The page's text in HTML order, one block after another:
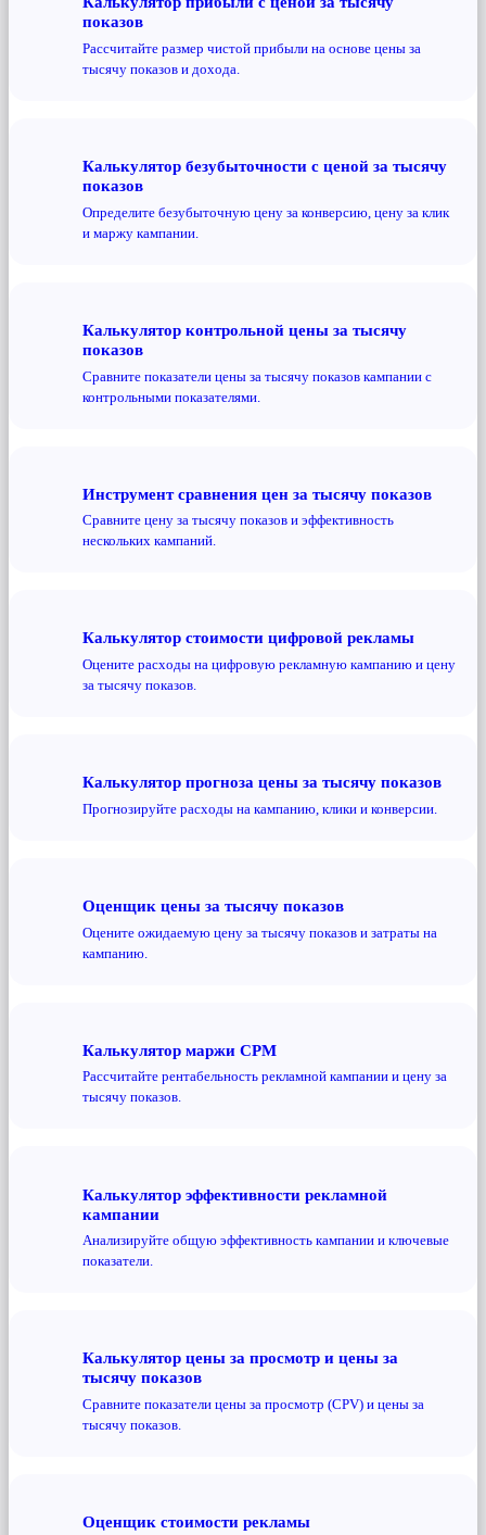
показов
Рассчитайте размер чистой прибыли на основе цены за
тысячу показов и дохода.
Калькулятор безубыточности с ценой за тысячу
показов
Определите безубыточную цену за конверсию, цену за клик
и маржу кампании.
Калькулятор контрольной цены за тысячу
показов
Сравните показатели цены за тысячу показов кампании с
контрольными показателями.
Инструмент сравнения цен за тысячу показов
Сравните цену за тысячу показов и эффективность
нескольких кампаний.
Калькулятор стоимости цифровой рекламы
Оцените расходы на цифровую рекламную кампанию и цену
за тысячу показов.
Калькулятор прогноза цены за тысячу показов
Прогнозируйте расходы на кампанию, клики и конверсии.
Оценщик цены за тысячу показов
Оцените ожидаемую цену за тысячу показов и затраты на
кампанию.
Калькулятор маржи CPM
Рассчитайте рентабельность рекламной кампании и цену за
тысячу показов.
Калькулятор эффективности рекламной
кампании
Анализируйте общую эффективность кампании и ключевые
показатели.
Калькулятор цены за просмотр и цены за
тысячу показов
Сравните показатели цены за просмотр (CPV) и цены за
тысячу показов.
Оценщик стоимости рекламы